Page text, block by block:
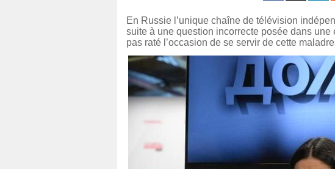
En Russie l’unique chaîne de télévision
suite à une question incorrecte posée dans une
pas raté l’occasion de se servir de cette